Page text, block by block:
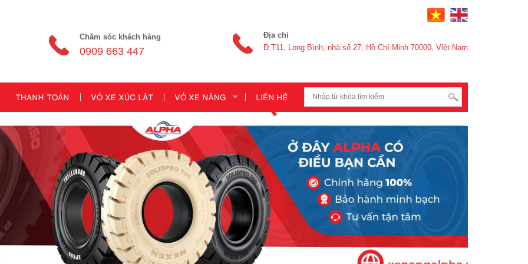
Chăm sóc khách hàng
0909 663 447
Địa chỉ
Đ.T11, Long Bình, nhà số 27, Hồ Chí Minh 70000, Việt Nam